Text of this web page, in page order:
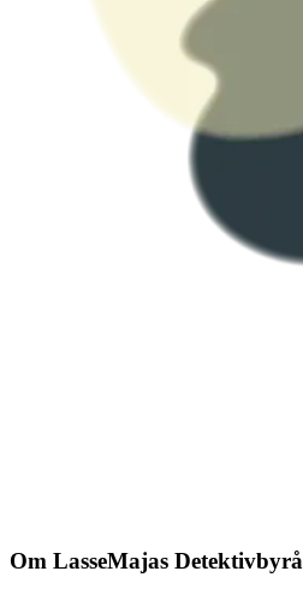
Om LasseMajas Detektivbyrå